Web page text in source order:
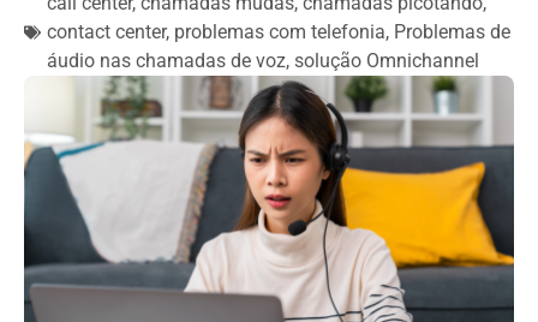
contact center, problemas com telefonia, Problemas de
áudio nas chamadas de voz, solução Omnichannel